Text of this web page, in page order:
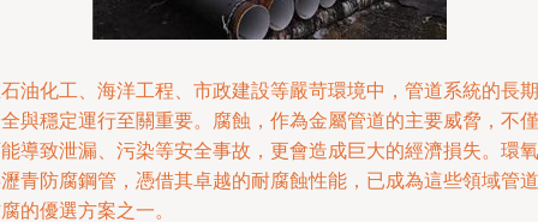
油化工、海洋工程、市政建設等嚴苛環境中，管道系統的長期
與穩定運行至關重要。腐蝕，作為金屬管道的主要威脅，不僅
導致泄漏、污染等安全事故，更會造成巨大的經濟損失。環氧
青防腐鋼管，憑借其卓越的耐腐蝕性能，已成為這些領域管道
的優選方案之一。